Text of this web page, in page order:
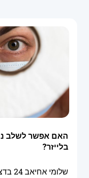
האם אפשר לשלב
בלייזר?
שלומי אחיאב24 בדצמבר 2025